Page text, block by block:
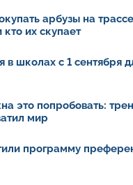
арбузы на
кто их скупает
в школах с 1 сентября
это попробовать:
мир
программу